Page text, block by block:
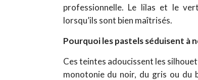
professionnelle. Le lilas et le
lorsqu’ils sont bien maîtrisés.
Pourquoi les pastels séduisent à
Ces teintes adoucissent les
monotonie du noir, du gris ou du